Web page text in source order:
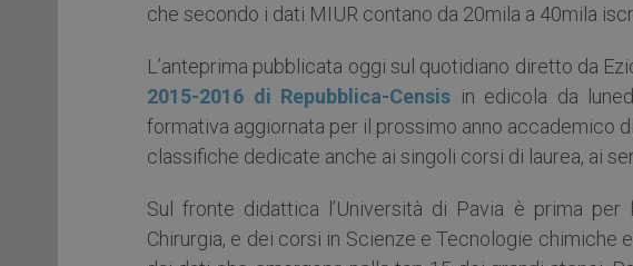
che secondo i dati MIUR contano da 20mila a 40mila
L’anteprima pubblicata oggi sul quotidiano diretto da
2015-2016 di Repubblica-Censis in edicola da
formativa aggiornata per il prossimo anno accademico
classifiche dedicate anche ai singoli corsi di laurea, ai
Sul fronte didattica l’Università di Pavia è prima
Chirurgia, e dei corsi in Scienze e Tecnologie chimiche